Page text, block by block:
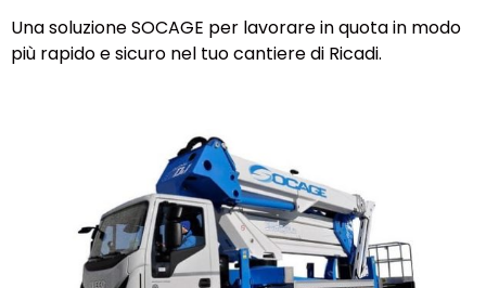
Una soluzione SOCAGE per lavorare in quota in modo
più rapido e sicuro nel tuo cantiere di Ricadi.